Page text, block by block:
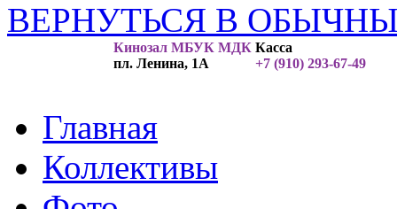
ВЕРНУТЬСЯ В
Кинозал МБУК МДК
пл. Ленина, 1А
Касса
+7 (910) 293-67-49
Главная
Коллективы